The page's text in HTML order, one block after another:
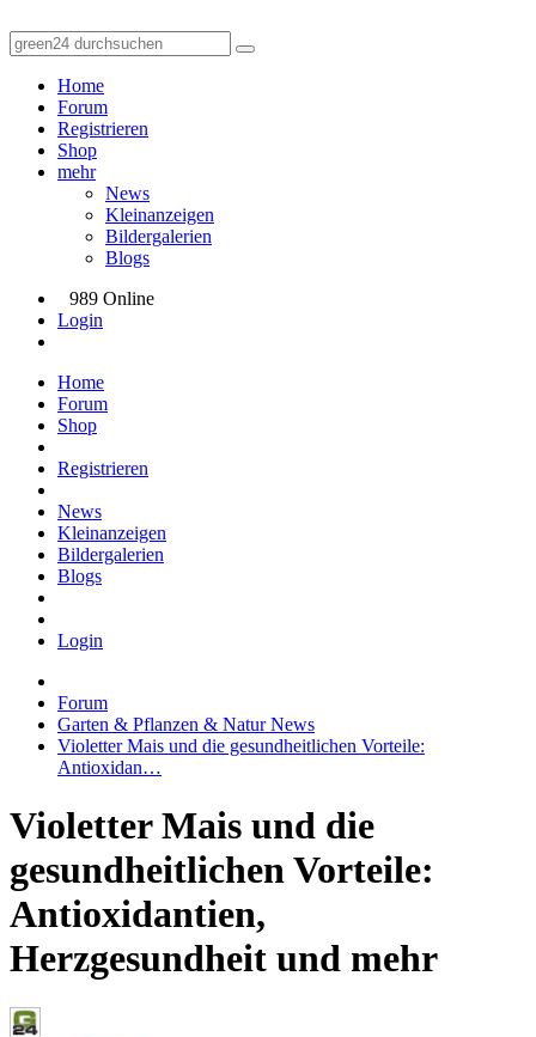
Home
Forum
Registrieren
Shop
mehr
News
Kleinanzeigen
Bildergalerien
Blogs
989 Online
Login
Home
Forum
Shop
Registrieren
News
Kleinanzeigen
Bildergalerien
Blogs
Login
Forum
Garten & Pflanzen & Natur News
Violetter Mais und die gesundheitlichen Vorteile:
Antioxidan…
Violetter Mais und die
gesundheitlichen Vorteile:
Antioxidantien,
Herzgesundheit und mehr